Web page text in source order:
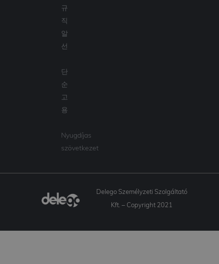
규
직
알
선
단
순
고
용
Nyugdíjas
szövetkezet
Delego Személyzeti Szolgáltató
Kft. – Copyright 2021